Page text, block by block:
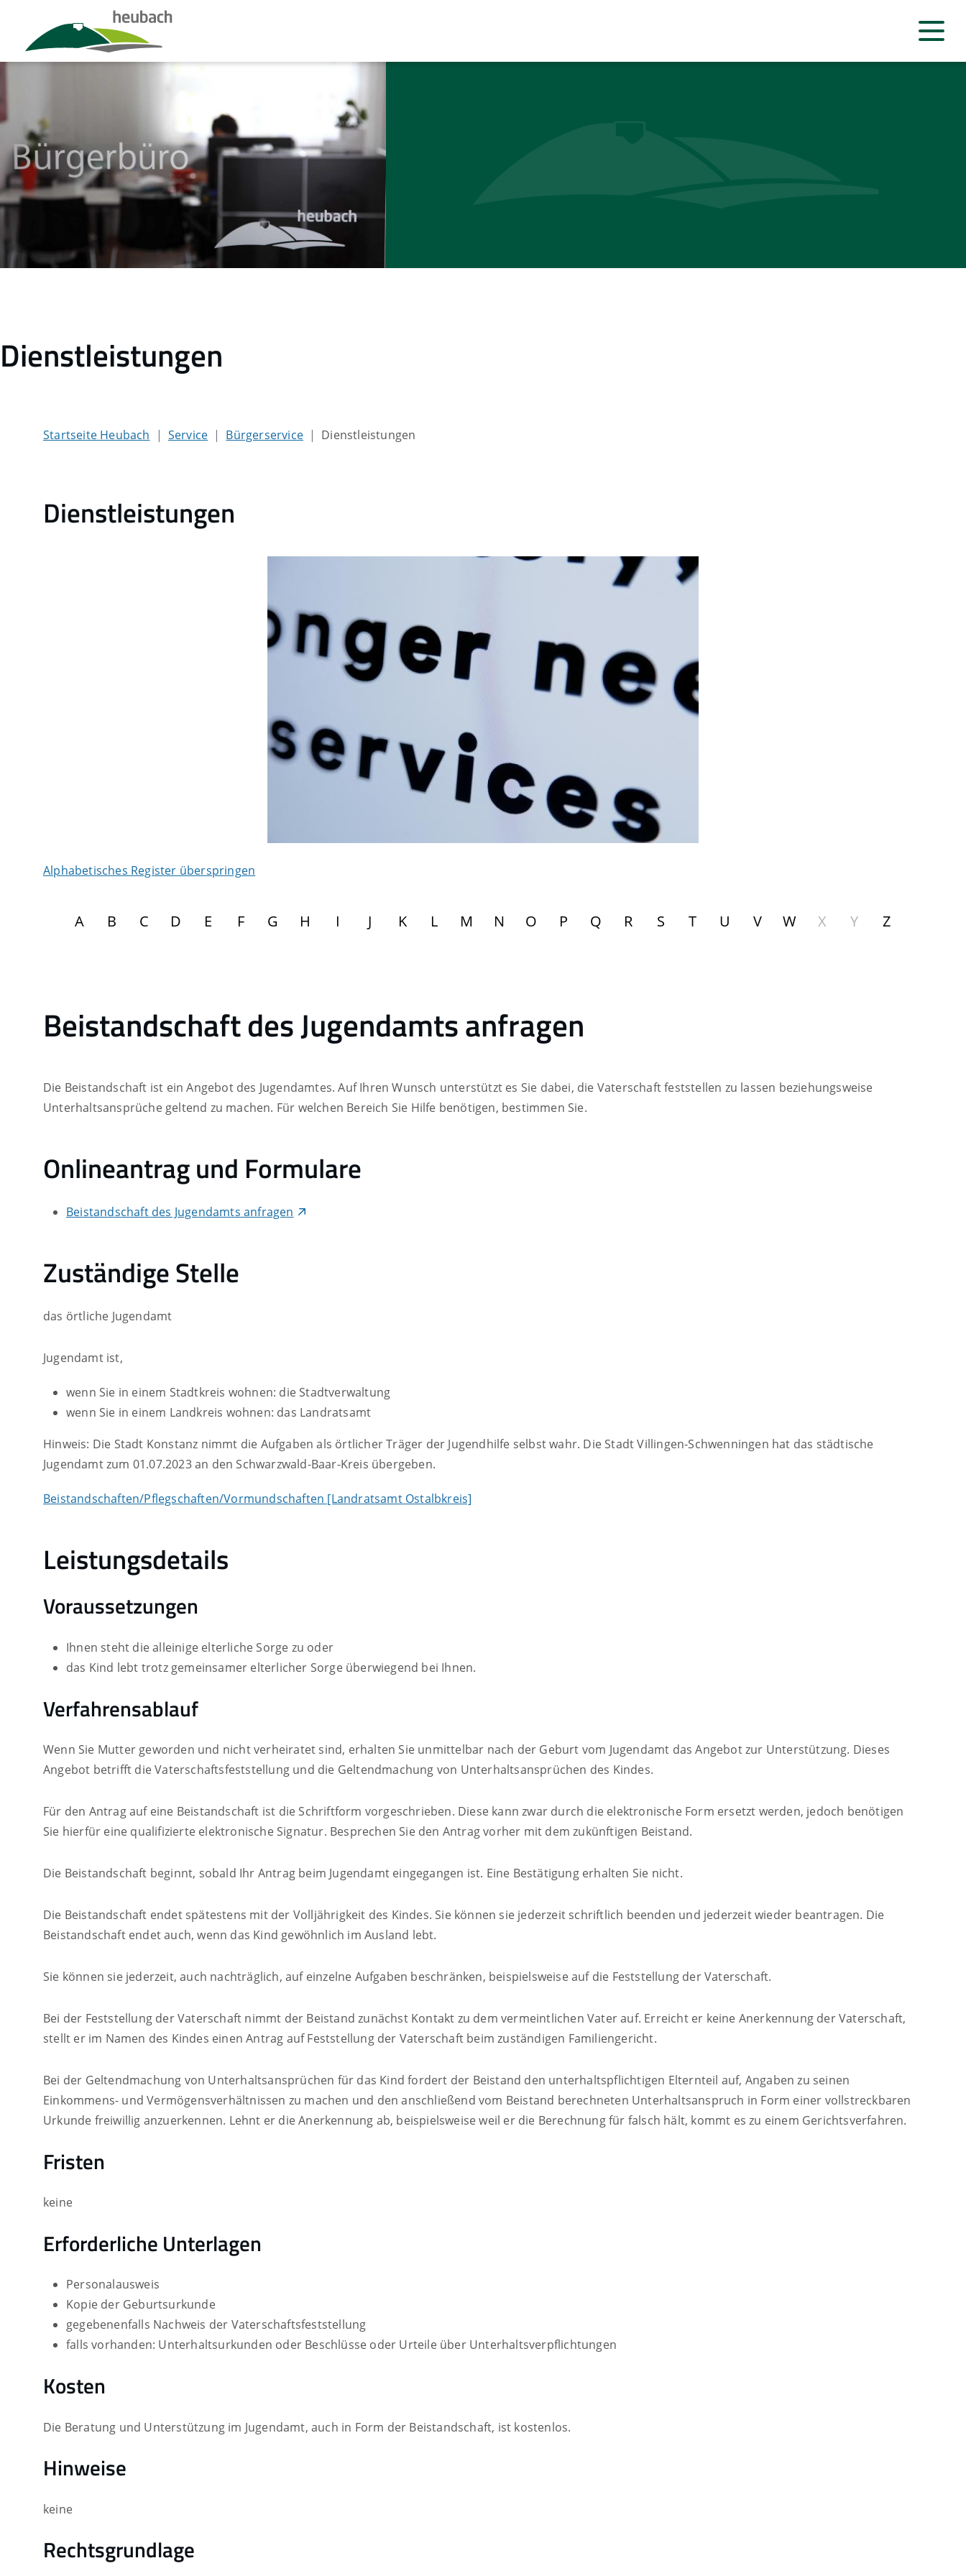
Dienstleistungen
Startseite Heubach Service Bürgerservice Dienstleistungen
Dienstleistungen
Alphabetisches Register überspringen
A B C D E F G H I J K L M N O P Q R S T U V W X Y Z
Beistandschaft des Jugendamts anfragen
Die Beistandschaft ist ein Angebot des Jugendamtes. Auf Ihren Wunsch unterstützt es Sie dabei, die Vaterschaft feststellen zu lassen beziehungsweise
Unterhaltsansprüche geltend zu machen. Für welchen Bereich Sie Hilfe benötigen, bestimmen Sie.
Onlineantrag und Formulare
Beistandschaft des Jugendamts anfragen
Zuständige Stelle
das örtliche Jugendamt
Jugendamt ist,
wenn Sie in einem Stadtkreis wohnen: die Stadtverwaltung
wenn Sie in einem Landkreis wohnen: das Landratsamt
Hinweis: Die Stadt Konstanz nimmt die Aufgaben als örtlicher Träger der Jugendhilfe selbst wahr. Die Stadt Villingen-Schwenningen hat das städtische
Jugendamt zum 01.07.2023 an den Schwarzwald-Baar-Kreis übergeben.
Beistandschaften/Pflegschaften/Vormundschaften [Landratsamt Ostalbkreis]
Leistungsdetails
Voraussetzungen
Ihnen steht die alleinige elterliche Sorge zu oder
das Kind lebt trotz gemeinsamer elterlicher Sorge überwiegend bei Ihnen.
Verfahrensablauf
Wenn Sie Mutter geworden und nicht verheiratet sind, erhalten Sie unmittelbar nach der Geburt vom Jugendamt das Angebot zur Unterstützung. Dieses
Angebot betrifft die Vaterschaftsfeststellung und die Geltendmachung von Unterhaltsansprüchen des Kindes.
Für den Antrag auf eine Beistandschaft ist die Schriftform vorgeschrieben. Diese kann zwar durch die elektronische Form ersetzt werden, jedoch benötigen
Sie hierfür eine qualifizierte elektronische Signatur. Besprechen Sie den Antrag vorher mit dem zukünftigen Beistand.
Die Beistandschaft beginnt, sobald Ihr Antrag beim Jugendamt eingegangen ist. Eine Bestätigung erhalten Sie nicht.
Die Beistandschaft endet spätestens mit der Volljährigkeit des Kindes. Sie können sie jederzeit schriftlich beenden und jederzeit wieder beantragen. Die
Beistandschaft endet auch, wenn das Kind gewöhnlich im Ausland lebt.
Sie können sie jederzeit, auch nachträglich, auf einzelne Aufgaben beschränken, beispielsweise auf die Feststellung der Vaterschaft.
Bei der Feststellung der Vaterschaft nimmt der Beistand zunächst Kontakt zu dem vermeintlichen Vater auf. Erreicht er keine Anerkennung der Vaterschaft,
stellt er im Namen des Kindes einen Antrag auf Feststellung der Vaterschaft beim zuständigen Familiengericht.
Bei der Geltendmachung von Unterhaltsansprüchen für das Kind fordert der Beistand den unterhaltspflichtigen Elternteil auf, Angaben zu seinen
Einkommens- und Vermögensverhältnissen zu machen und den anschließend vom Beistand berechneten Unterhaltsanspruch in Form einer vollstreckbaren
Urkunde freiwillig anzuerkennen. Lehnt er die Anerkennung ab, beispielsweise weil er die Berechnung für falsch hält, kommt es zu einem Gerichtsverfahren.
Fristen
keine
Erforderliche Unterlagen
Personalausweis
Kopie der Geburtsurkunde
gegebenenfalls Nachweis der Vaterschaftsfeststellung
falls vorhanden: Unterhaltsurkunden oder Beschlüsse oder Urteile über Unterhaltsverpflichtungen
Kosten
Die Beratung und Unterstützung im Jugendamt, auch in Form der Beistandschaft, ist kostenlos.
Hinweise
keine
Rechtsgrundlage